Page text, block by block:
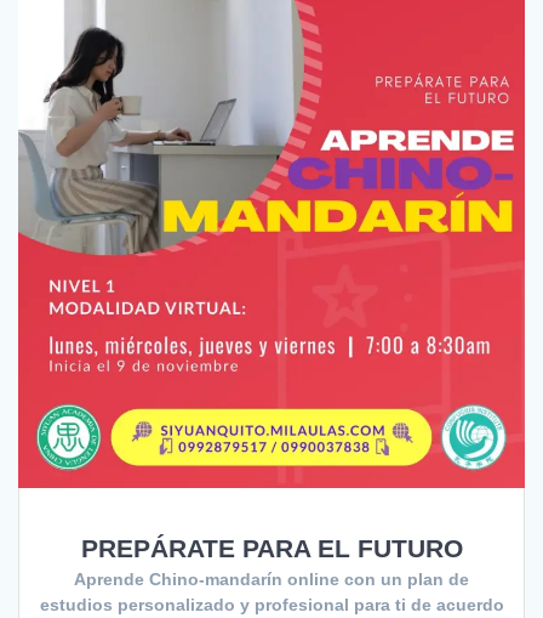
PREPÁRATE PARA EL FUTURO
Aprende Chino-mandarín online con un plan de
estudios personalizado y profesional para ti de acuerdo